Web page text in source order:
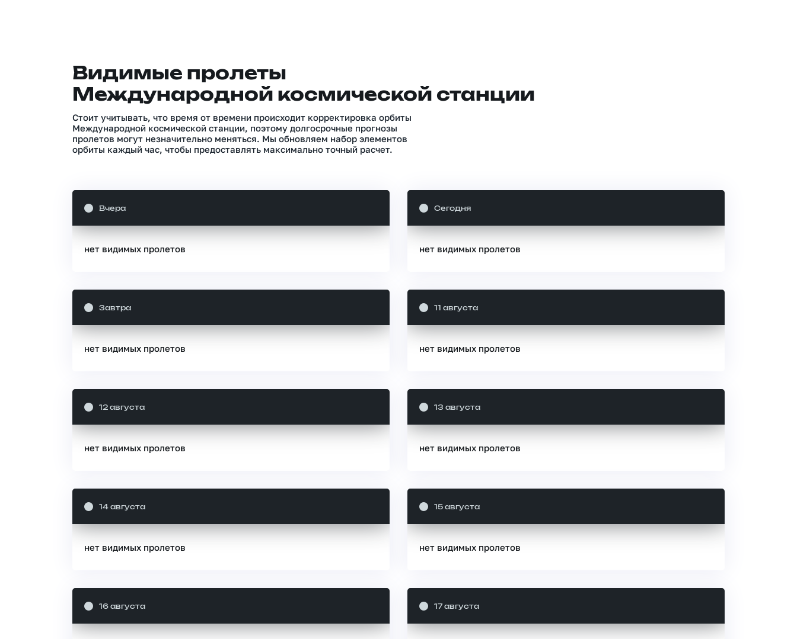
Видимые пролеты
Международной космической станции
Стоит учитывать, что время от времени происходит корректировка орбиты
Международной космической станции, поэтому долгосрочные прогнозы
пролетов могут незначительно меняться. Мы обновляем набор элементов
орбиты каждый час, чтобы предоставлять максимально точный расчет.
Вчера
нет видимых пролетов
Сегодня
нет видимых пролетов
Завтра
нет видимых пролетов
11 августа
нет видимых пролетов
12 августа
нет видимых пролетов
13 августа
нет видимых пролетов
14 августа
нет видимых пролетов
15 августа
нет видимых пролетов
16 августа 17 августа